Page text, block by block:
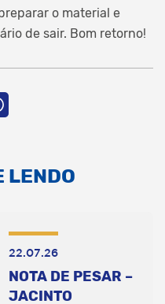
o material e
de sair. Bom retorno!
LENDO
22.07.26
NOTA DE PESAR –
JACINTO